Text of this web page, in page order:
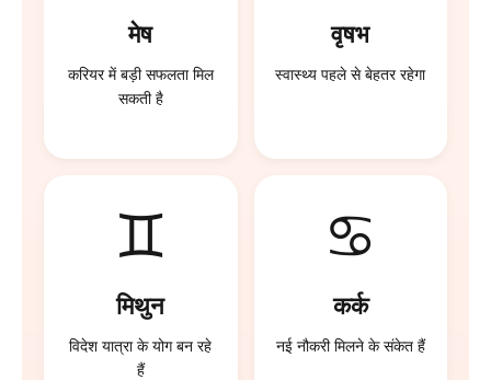
मेष
करियर में बड़ी सफलता मिल
सकती है
वृषभ
स्वास्थ्य पहले से बेहतर रहेगा
♊
मिथुन
विदेश यात्रा के योग बन रहे
हैं
♋
कर्क
नई नौकरी मिलने के संकेत हैं